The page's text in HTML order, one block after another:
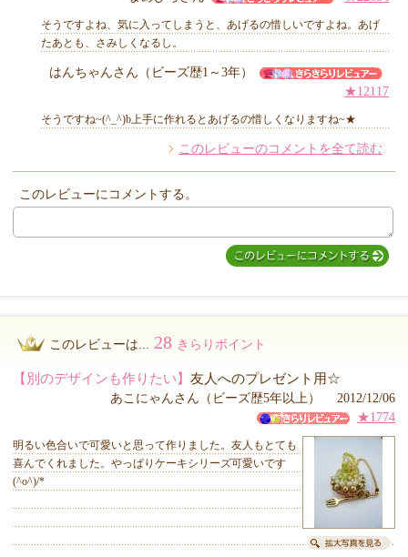
そうですよね、気に入ってしまうと、あげるの惜しいですよね。あげ
たあとも、さみしくなるし。
はんちゃんさん（ビーズ歴1～3年）
★12117
そうですね~(^_^)b上手に作れるとあげるの惜しくなりますね~★
このレビューのコメントを全て読む
このレビューにコメントする。
このレビューは... 28 きらりポイント
【別のデザインも作りたい】 友人へのプレゼント用☆
あこにゃんさん（ビーズ歴5年以上） 2012/12/06
★1774
明るい色合いで可愛いと思って作りました。友人もとても
喜んでくれました。やっぱりケーキシリーズ可愛いです
(^o^)/*